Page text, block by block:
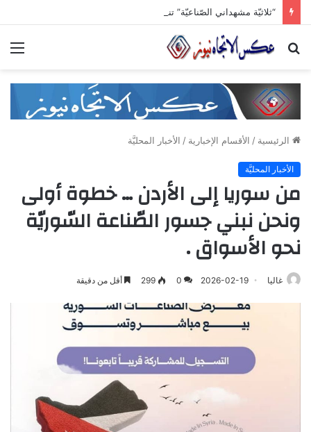
بحث
الرئيسية / الأقسام الإخبارية / الأخبار المحليَّة
الأخبار المحليَّة
من سوريا إلى الأردن … خطوة أولى
ونحن نبني جسور الصّناعة السّوريّة
نحو الأسواق .
غاليا 2026-02-19
0
299 أقل من دقيقة